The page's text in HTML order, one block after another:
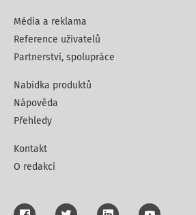
Média a reklama
Reference uživatelů
Partnerství, spolupráce
Nabídka produktů
Nápověda
Přehledy
Kontakt
O redakci